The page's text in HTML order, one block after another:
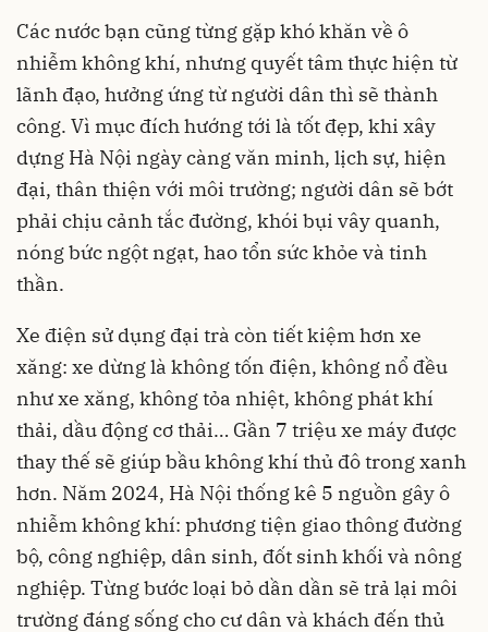
Các nước bạn cũng từng gặp khó khăn về ô
nhiễm không khí, nhưng quyết tâm thực hiện từ
lãnh đạo, hưởng ứng từ người dân thì sẽ thành
công. Vì mục đích hướng tới là tốt đẹp, khi xây
dựng Hà Nội ngày càng văn minh, lịch sự, hiện
đại, thân thiện với môi trường; người dân sẽ bớt
phải chịu cảnh tắc đường, khói bụi vây quanh,
nóng bức ngột ngạt, hao tổn sức khỏe và tinh
thần.
Xe điện sử dụng đại trà còn tiết kiệm hơn xe
xăng: xe dừng là không tốn điện, không nổ đều
như xe xăng, không tỏa nhiệt, không phát khí
thải, dầu động cơ thải… Gần 7 triệu xe máy được
thay thế sẽ giúp bầu không khí thủ đô trong xanh
hơn. Năm 2024, Hà Nội thống kê 5 nguồn gây ô
nhiễm không khí: phương tiện giao thông đường
bộ, công nghiệp, dân sinh, đốt sinh khối và nông
nghiệp. Từng bước loại bỏ dần dần sẽ trả lại môi
trường đáng sống cho cư dân và khách đến thủ